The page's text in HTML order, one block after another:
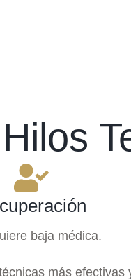
baja médica.
más